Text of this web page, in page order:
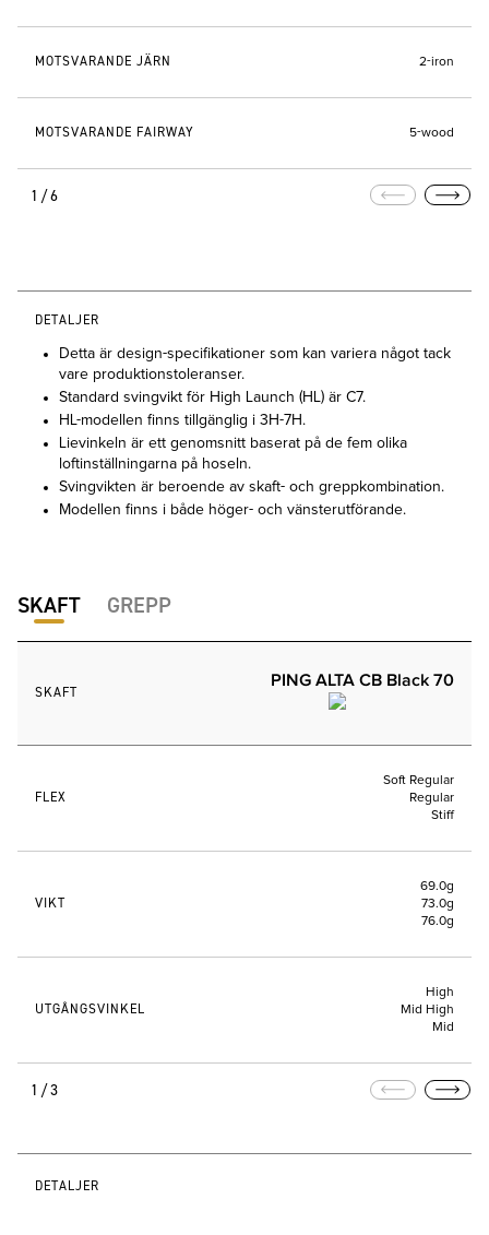
MOTSVARANDE JÄRN 2-iron
MOTSVARANDE FAIRWAY 5-wood
1/6
DETALJER
Detta är design-specifikationer som kan variera något tack
vare produktionstoleranser.
Standard svingvikt för High Launch (HL) är C7.
HL-modellen finns tillgänglig i 3H-7H.
Lievinkeln är ett genomsnitt baserat på de fem olika
loftinställningarna på hoseln.
Svingvikten är beroende av skaft- och greppkombination.
Modellen finns i både höger- och vänsterutförande.
SKAFT GREPP
SKAFT
PING ALTA CB Black 70
FLEX
Soft Regular
Regular
Stiff
VIKT
69.0g
73.0g
76.0g
UTGÅNGSVINKEL
High
Mid High
Mid
1/3
DETALJER